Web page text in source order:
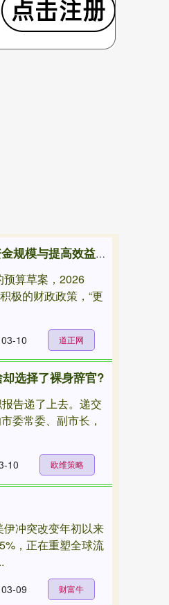
道正网 中证报头版文章：2026年“国家账本”突出扩大资金规模与提高效益并重
算草案，2026
极的财政政策，“更
道正网
03-10
选择了裸身辞官?
告递了上去。递交
委常委、副市长，
欧维策略
10
冲突改变年初以来
，正在重塑全球流
财富牛
03-09